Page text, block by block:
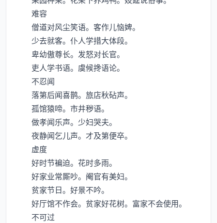
难容
僧道对风尘笑语。客作儿恼婢。
少去就客。仆人学措大体段。
卑幼傲尊长。发怒对长官。
吏人学书语。虞候搀语论。
不忍闻
落第后闻喜鹊。旅店秋砧声。
孤馆猿啼。市井秽语。
做孝闻乐声。少妇哭夫。
夜静闻乞儿声。才及第便卒。
虚度
好时节褊迫。花时多雨。
好家业常厮吵。阉官有美妇。
贫家节日。好景不吟。
好厅馆不作会。贫家好花树。富家不会使用。
不可过